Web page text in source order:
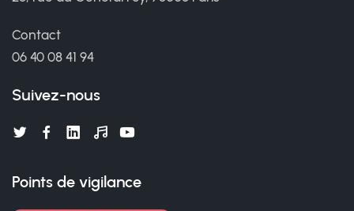
Contact
06 40 08 41 94
Suivez-nous
Points de vigilance